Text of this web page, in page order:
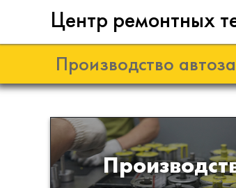
Центр ремонтных
Производство
производство